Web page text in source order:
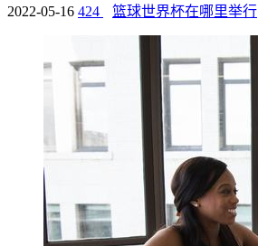
2022-05-16 424 篮球世界杯在哪里举行